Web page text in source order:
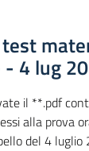
- 4 lug
il **.pdf
alla prova
del 4 luglio